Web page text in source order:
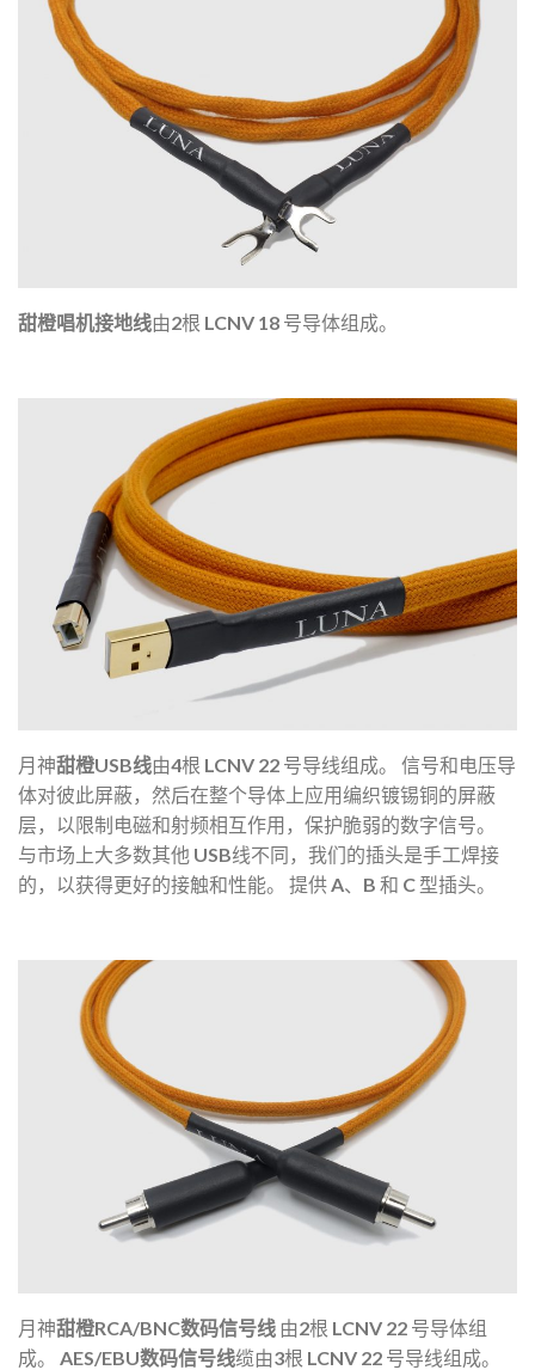
甜橙唱机接地线由2根 LCNV 18 号导体组成。
月神甜橙USB线由4根 LCNV 22 号导线组成。
信号和电压导
体对彼此屏蔽，然后在整个导体上应用编织镀锡铜的屏蔽
层，以限制电磁和射频相互作用，保护脆弱的数字信号。
与市场上大多数其他 USB线不同，我们的插头是手工焊接
的，以获得更好的接触和性能。
提供 A、B 和 C 型插头。
月神甜橙RCA/BNC数码信号线 由2根 LCNV 22 号导体组
成。
AES/EBU数码信号线缆由3根 LCNV 22 号导线组成。